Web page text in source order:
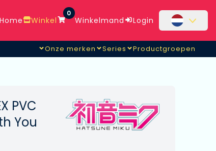
Home Winkel
0
Winkelmand Login
Onze merken Series Productgroepen
PVC
You